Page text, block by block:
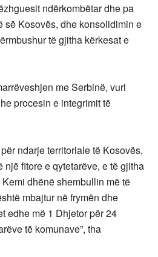
ndërkombëtar dhe pa
së Kosovës, dhe konsolidimin e
të gjitha kërkesat e
me Serbinë, vuri
procesin e integrimit të
ndarje territoriale të Kosovës,
fitore e qytetarëve, e të gjitha
dhënë shembullin më të
mbajtur në frymën dhe
edhe më 1 Dhjetor për 24
të komunave”, tha